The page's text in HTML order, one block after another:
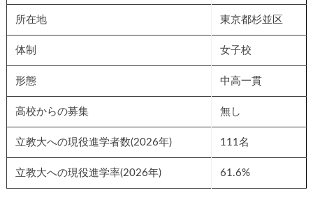
所在地 東京都杉並区
体制 女子校
形態 中高一貫
高校からの募集 無し
立教大への現役進学者数(2026年) 111名
立教大への現役進学率(2026年) 61.6%